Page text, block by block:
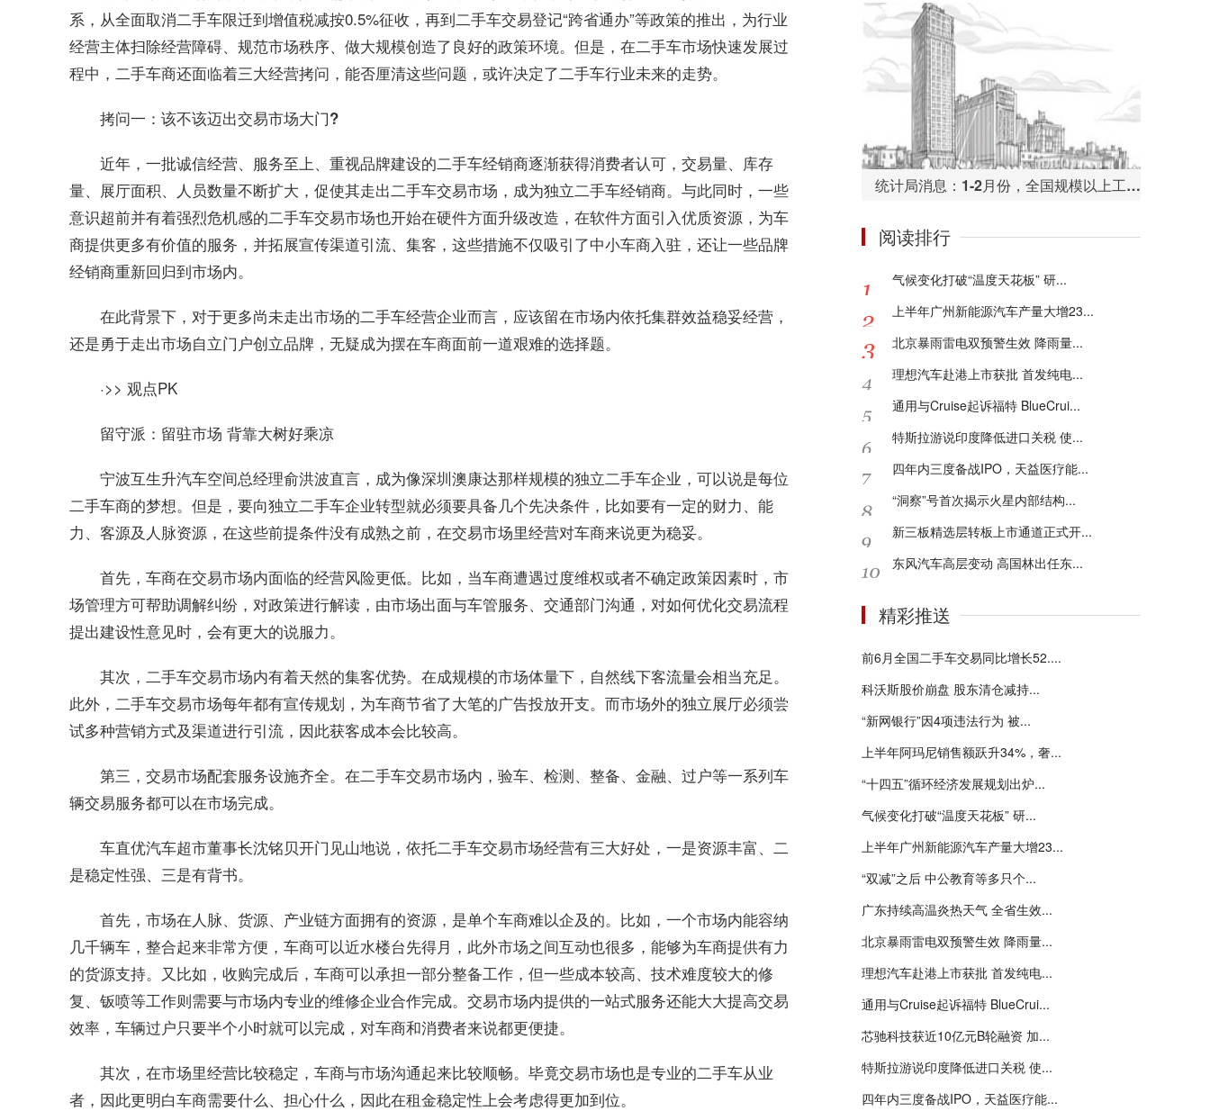
系，从全面取消二手车限迁到增值税减按0.5%征收，再到二手车交易登记“跨省通办”等政策的推出，为行业
经营主体扫除经营障碍、规范市场秩序、做大规模创造了良好的政策环境。但是，在二手车市场快速发展过
程中，二手车商还面临着三大经营拷问，能否厘清这些问题，或许决定了二手车行业未来的走势。
拷问一：该不该迈出交易市场大门?
近年，一批诚信经营、服务至上、重视品牌建设的二手车经销商逐渐获得消费者认可，交易量、库存
量、展厅面积、人员数量不断扩大，促使其走出二手车交易市场，成为独立二手车经销商。与此同时，一些
意识超前并有着强烈危机感的二手车交易市场也开始在硬件方面升级改造，在软件方面引入优质资源，为车
商提供更多有价值的服务，并拓展宣传渠道引流、集客，这些措施不仅吸引了中小车商入驻，还让一些品牌
经销商重新回归到市场内。
在此背景下，对于更多尚未走出市场的二手车经营企业而言，应该留在市场内依托集群效益稳妥经营，
还是勇于走出市场自立门户创立品牌，无疑成为摆在车商面前一道艰难的选择题。
·>> 观点PK
留守派：留驻市场 背靠大树好乘凉
宁波互生升汽车空间总经理俞洪波直言，成为像深圳澳康达那样规模的独立二手车企业，可以说是每位
二手车商的梦想。但是，要向独立二手车企业转型就必须要具备几个先决条件，比如要有一定的财力、能
力、客源及人脉资源，在这些前提条件没有成熟之前，在交易市场里经营对车商来说更为稳妥。
首先，车商在交易市场内面临的经营风险更低。比如，当车商遭遇过度维权或者不确定政策因素时，市
场管理方可帮助调解纠纷，对政策进行解读，由市场出面与车管服务、交通部门沟通，对如何优化交易流程
提出建设性意见时，会有更大的说服力。
其次，二手车交易市场内有着天然的集客优势。在成规模的市场体量下，自然线下客流量会相当充足。
此外，二手车交易市场每年都有宣传规划，为车商节省了大笔的广告投放开支。而市场外的独立展厅必须尝
试多种营销方式及渠道进行引流，因此获客成本会比较高。
第三，交易市场配套服务设施齐全。在二手车交易市场内，验车、检测、整备、金融、过户等一系列车
辆交易服务都可以在市场完成。
车直优汽车超市董事长沈铭贝开门见山地说，依托二手车交易市场经营有三大好处，一是资源丰富、二
是稳定性强、三是有背书。
首先，市场在人脉、货源、产业链方面拥有的资源，是单个车商难以企及的。比如，一个市场内能容纳
几千辆车，整合起来非常方便，车商可以近水楼台先得月，此外市场之间互动也很多，能够为车商提供有力
的货源支持。又比如，收购完成后，车商可以承担一部分整备工作，但一些成本较高、技术难度较大的修
复、钣喷等工作则需要与市场内专业的维修企业合作完成。交易市场内提供的一站式服务还能大大提高交易
效率，车辆过户只要半个小时就可以完成，对车商和消费者来说都更便捷。
其次，在市场里经营比较稳定，车商与市场沟通起来比较顺畅。毕竟交易市场也是专业的二手车从业
者，因此更明白车商需要什么、担心什么，因此在租金稳定性上会考虑得更加到位。
统计局消息：1-2月份，全国规模以上工业企业利润总额同比下降38.3%
阅读排行
气候变化打破“温度天花板” 研...
上半年广州新能源汽车产量大增23...
北京暴雨雷电双预警生效 降雨量...
理想汽车赴港上市获批 首发纯电...
通用与Cruise起诉福特 BlueCrui...
特斯拉游说印度降低进口关税 使...
四年内三度备战IPO，天益医疗能...
“洞察”号首次揭示火星内部结构...
新三板精选层转板上市通道正式开...
东风汽车高层变动 高国林出任东...
精彩推送
前6月全国二手车交易同比增长52....
科沃斯股价崩盘 股东清仓减持...
“新网银行”因4项违法行为 被...
上半年阿玛尼销售额跃升34%，奢...
“十四五”循环经济发展规划出炉...
气候变化打破“温度天花板” 研...
上半年广州新能源汽车产量大增23...
“双减”之后 中公教育等多只个...
广东持续高温炎热天气 全省生效...
北京暴雨雷电双预警生效 降雨量...
理想汽车赴港上市获批 首发纯电...
通用与Cruise起诉福特 BlueCrui...
芯驰科技获近10亿元B轮融资 加...
特斯拉游说印度降低进口关税 使...
四年内三度备战IPO，天益医疗能...